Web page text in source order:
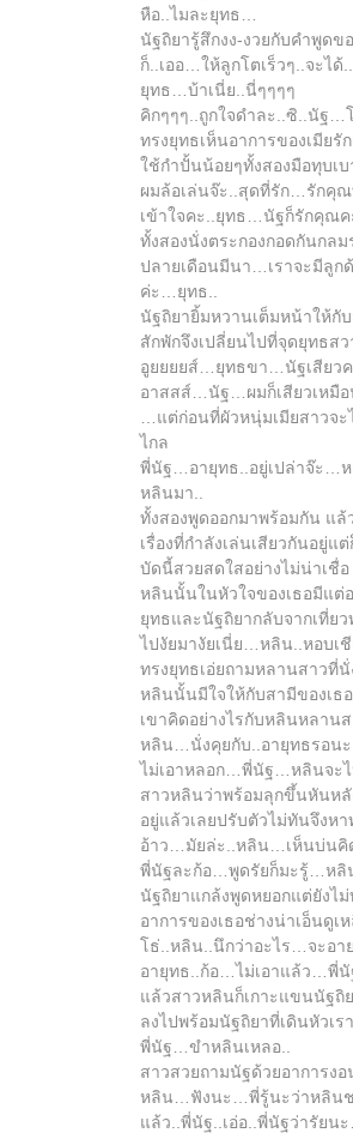
หือ..ไมละยุทธ…
นัฐถิยารู้สึกงง-งวยกับคำพูดข
ก็..เออ…ให้ลูกโตเร็วๆ..จะได้
ยุทธ…บ้าเนี่ย..นี่ๆๆๆๆ
คิกๆๆๆ..ถูกใจดำละ..ซิ..นัฐ…
ทรงยุทธเห็นอาการของเมีย
ใช้กำปั้นน้อยๆทั้งสองมือทุบเ
ผมล้อเล่นจ๊ะ..สุดที่รัก…รักคุ
เข้าใจคะ..ยุทธ…นัฐก็รักคุณค
ทั้งสองนั่งตระกองกอดกันกล
ปลายเดือนมีนา…เราจะมีลูก
ค่ะ…ยุทธ..
นัฐถิยายิ้มหวานเต็มหน้าให้กั
สักพักจึงเปลี่ยนไปที่จุดยุทธส
อูยยยยส์…ยุทธขา…นัฐเสียวค
อาสสส์…นัฐ…ผมก็เสียวเหมือ
…แต่ก่อนที่ผัวหนุ่มเมียสาวจ
ไกล
พี่นัฐ…อายุทธ..อยู่เปล่าจ๊ะ…ห
หลินมา..
ทั้งสองพูดออกมาพร้อมกัน แล้
เรื่องที่กำลังเล่นเสียวกันอยู่
บัดนี้สวยสดใสอย่างไม่น่าเชื่
หลินนั้นในหัวใจของเธอมีแต่
ยุทธและนัฐถิยากลับจากเที่ย
ไปงัยมางัยเนี่ย…หลิน..หอบเชี
ทรงยุทธเอ่ยถามหลานสาวที่
หลินนั้นมีใจให้กับสามีของเธ
เขาคิดอย่างไรกับหลินหลาน
หลิน…นั่งคุยกับ..อายุทธรอน
ไม่เอาหลอก…พี่นัฐ…หลินจะ
สาวหลินว่าพร้อมลุกขึ้นหันหลั
อยู่แล้วเลยปรับตัวไม่ทันจึงหา
อ้าว…มัยล่ะ..หลิน…เห็นบ่นคิด
พี่นัฐละก้อ…พูดรัยก็มะรู้…หลิ
นัฐถิยาแกล้งพูดหยอกแต่ยังไ
อาการของเธอช่างน่าเอ็นดูเ
โธ่..หลิน..นึกว่าอะไร…จะอา
อายุทธ..ก้อ…ไม่เอาแล้ว…พี่นั
แล้วสาวหลินก็เกาะแขนนัฐถิ
ลงไปพร้อมนัฐถิยาที่เดินหัวเ
พี่นัฐ…ขำหลินเหลอ..
สาวสวยถามนัฐด้วยอาการง
หลิน…ฟังนะ…พี่รู้นะว่าหลินช
แล้ว..พี่นัฐ..เอ่อ..พี่นัฐว่ารัยน